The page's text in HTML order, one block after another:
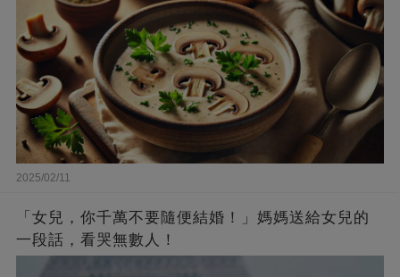
2025/02/11
「女兒，你千萬不要隨便結婚！」媽媽送給女兒的
一段話，看哭無數人！